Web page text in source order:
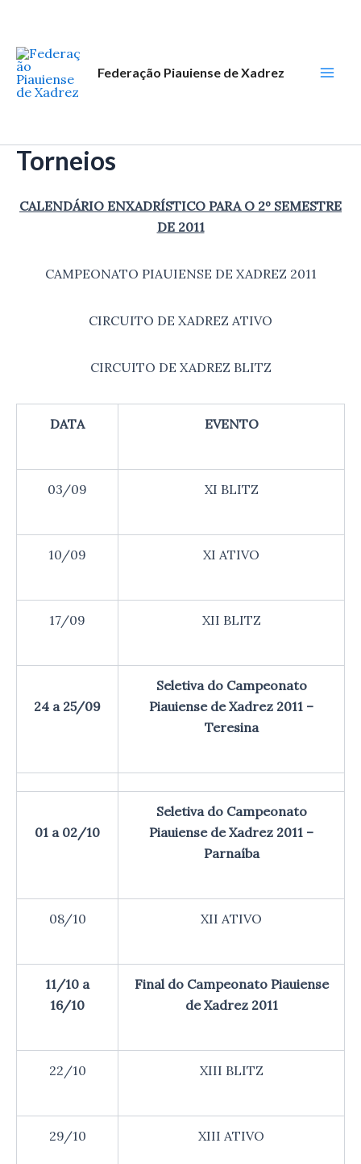
conteúdo
Federação Piauiense de Xadrez
Torneios
CALENDÁRIO ENXADRÍSTICO PARA O 2º SEMESTRE
DE 2011
CAMPEONATO PIAUIENSE DE XADREZ 2011
CIRCUITO DE XADREZ ATIVO
CIRCUITO DE XADREZ BLITZ
DATA EVENTO
03/09 XI BLITZ
10/09 XI ATIVO
17/09 XII BLITZ
24 a 25/09
Seletiva do Campeonato
Piauiense de Xadrez 2011‏ –
Teresina
01 a 02/10
Seletiva do Campeonato
Piauiense de Xadrez 2011‏ –
Parnaíba
08/10 XII ATIVO
11/10 a
16/10
Final do Campeonato Piauiense
de Xadrez 2011‏
22/10 XIII BLITZ
29/10 XIII ATIVO